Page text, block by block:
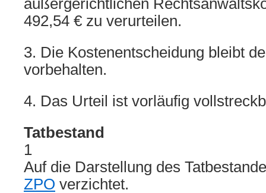
außergerichtlichen
492,54 € zu verurteilen.
3. Die Kostenentscheidung bleibt
vorbehalten.
4. Das Urteil ist vorläufig
Tatbestand
1
Auf die Darstellung des
ZPO verzichtet.